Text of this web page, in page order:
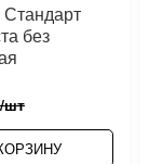
без
шт